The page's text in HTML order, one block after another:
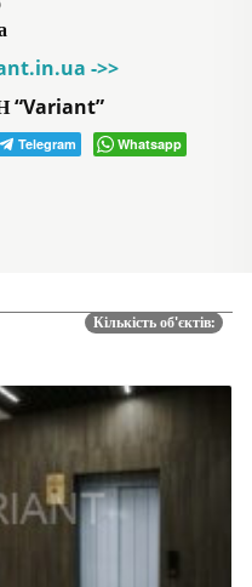
->>
“Variant”
Telegram Whatsapp
Кількість об'єктів: